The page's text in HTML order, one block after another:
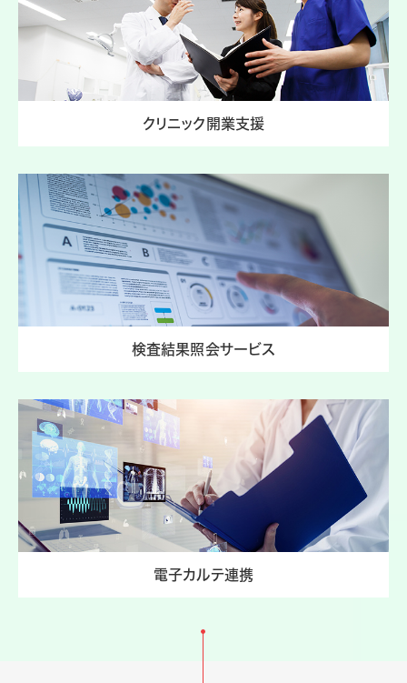
クリニック開業支援
検査結果照会サービス
電子カルテ連携